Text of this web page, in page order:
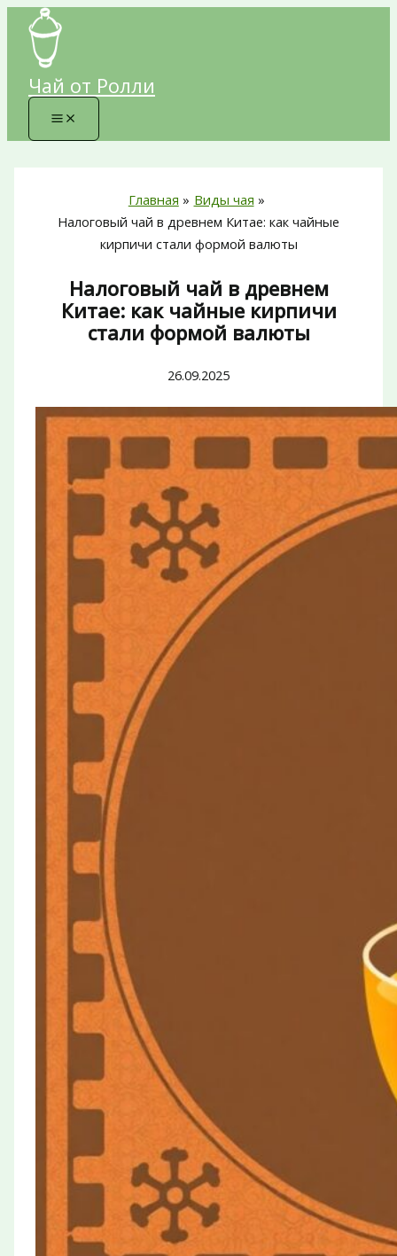
Перейти
содержимому
Чай от Ролли
Главная
Виды чая
Налоговый чай в древнем Китае: как чайные
кирпичи стали формой валюты
Налоговый чай в древнем
Китае: как чайные кирпичи
стали формой валюты
26.09.2025